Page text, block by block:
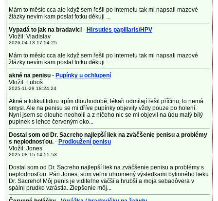
Mám to měsíc cca ale když sem řešil po internetu tak mi napsali mazové
žlázky nevím kam poslat fotku děkuji ...
Vypadá to jak na bradavici - Hirsuties papillaris/HPV
Vložil: Vladislav
2026-04-13 17:54:25
Mám to měsíc cca ale když sem řešil po internetu tak mi napsali mazové
žlázky nevím kam poslat fotku děkuji ...
akné na penisu- Pupínky u ochlupení
Vložil: Luboš
2025-11-29 18:24:24
Akné a folikulitidou trpím dlouhodobě, lékaři odmítají řešit příčinu, to nemá
smysl. Ale na penisu se mi dříve pupínky objevily vždy pouze po holení.
Nyní jsem se dlouho neoholil a z ničeho nic se mi objevil na údu malý bílý
pupínek s lehce červeným oko...
Dostal som od Dr. Sacreho najlepší liek na zväčšenie penisu a problémy
s neplodnosťou.- Prodloužení penisu
Vložil: Jones
2025-08-15 14:55:53
Dostal som od Dr. Sacreho najlepší liek na zväčšenie penisu a problémy s
neplodnosťou. Pán Jones, som veľmi ohromený výsledkami bylinného lieku
Dr. Sacreho! Môj penis je viditeľne väčší a hrubší a moja sebadôvera v
spálni prudko vzrástla. Zlepšenie môj...